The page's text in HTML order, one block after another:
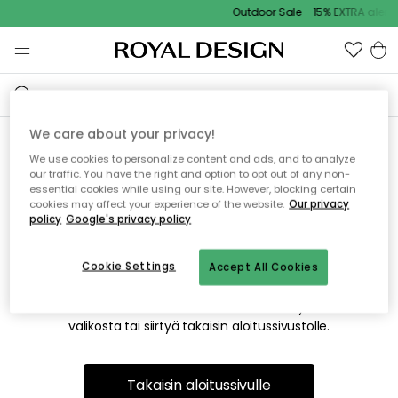
Outdoor Sale - 15% EXTRA
Emme valitettavasti löydä
etsimääsi sivua
Tämä voi johtua siitä, että sivua ei enää ole tai siitä, että se
on siirretty muualle. Pahoittelemme tästä mahdollisesti
valikosta tai siirtyä takaisin aloitussivustolle.
Takaisin aloitussivulle
We care about your privacy!
We use cookies to personalize content and ads, and to analyze
our traffic. You have the right and option to opt out of any non-
essential cookies while using our site. However, blocking certain
cookies may affect your experience of the website. Our privacy
policy Google's privacy policy
Accept All Cookies
Cookie Settings